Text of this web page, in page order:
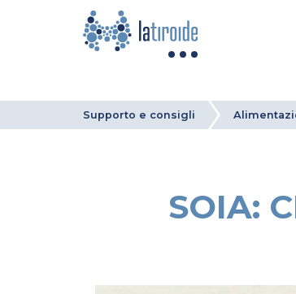
Supporto e consigli
SOIA: